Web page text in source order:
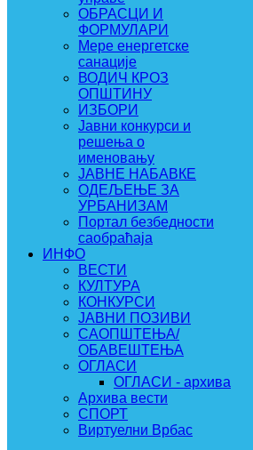
ОБРАСЦИ И
ФОРМУЛАРИ
Мере енергетске
санације
ВОДИЧ КРОЗ
ОПШТИНУ
ИЗБОРИ
Јавни конкурси и
решења о
именовању
ЈАВНЕ НАБАВКЕ
ОДЕЉЕЊЕ ЗА
УРБАНИЗАМ
Портал безбедности
саобраћаја
ИНФО
ВЕСТИ
КУЛТУРА
КОНКУРСИ
ЈАВНИ ПОЗИВИ
САОПШТЕЊА/
ОБАВЕШТЕЊА
ОГЛАСИ
ОГЛАСИ - архива
Архива вести
СПОРТ
Виртуелни Врбас